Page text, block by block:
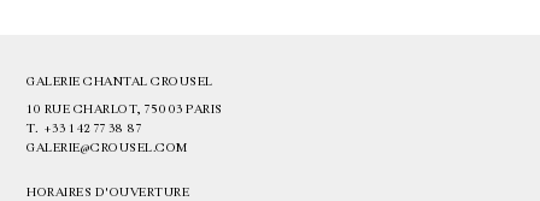
GALERIE CHANTAL CROUSEL
10 RUE CHARLOT, 75003 PARIS
T. +33 1 42 77 38 87
GALERIE@CROUSEL.COM
HORAIRES D'OUVERTURE